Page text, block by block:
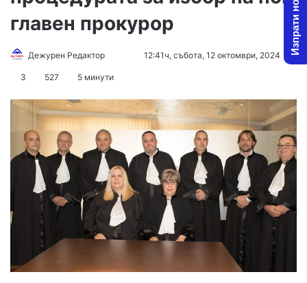
главен прокурор
Дежурен Редактор
Send12:41ч, събота, 12 октомври, 2024
3 527 5 минути